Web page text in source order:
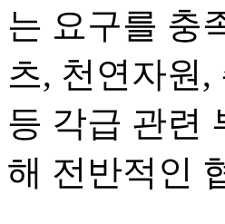
는 요구를 충
츠, 천연자원
등 각급 관련
해 전반적인